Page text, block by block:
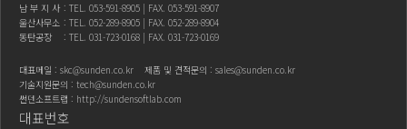
남 부 지 사 : TEL. 053-591-8905 | FAX. 053-591-8907
울산사무소 : TEL. 052-289-8905 | FAX. 052-289-8904
동탄공장
: TEL. 031-723-0168 | FAX. 031-723-0169
대표메일 : skc@sunden.co.kr 제품 및 견적문의 : sales@sunden.co.kr
기술지원문의 : tech@sunden.co.kr
썬덴소프트랩 : http://sundensoftlab.com
대표번호